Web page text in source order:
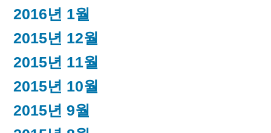
2016년 1월
2015년 12월
2015년 11월
2015년 10월
2015년 9월